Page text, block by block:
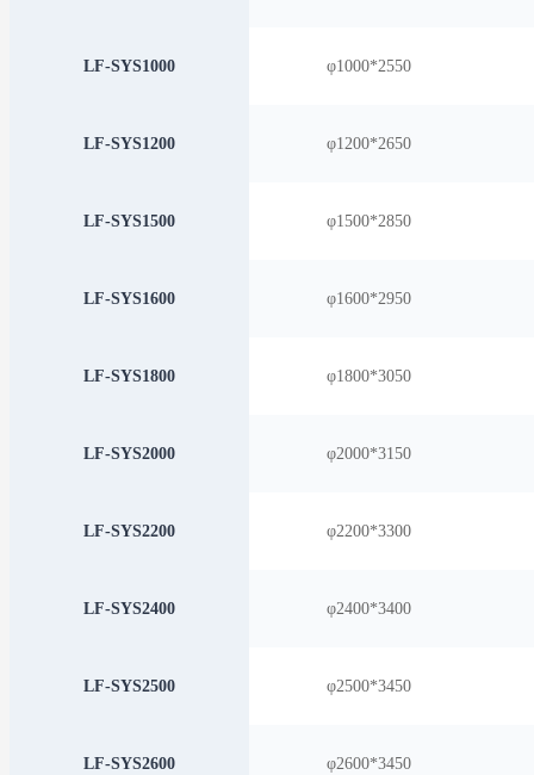
LF-SYS1000 φ1000*2550
LF-SYS1200 φ1200*2650
LF-SYS1500 φ1500*2850
LF-SYS1600 φ1600*2950
LF-SYS1800 φ1800*3050
LF-SYS2000 φ2000*3150
LF-SYS2200 φ2200*3300
LF-SYS2400 φ2400*3400
LF-SYS2500 φ2500*3450
LF-SYS2600 φ2600*3450